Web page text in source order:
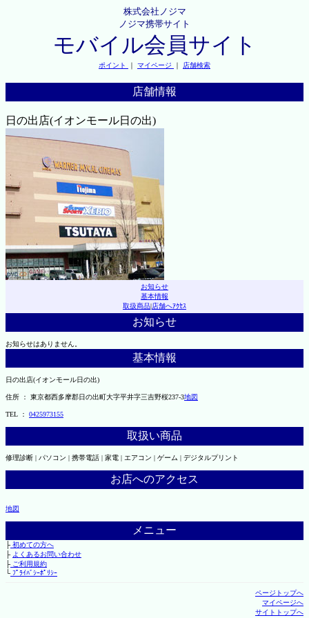
株式会社ノジマ
ノジマ携帯サイト
モバイル会員サイト
ポイント ｜ マイページ ｜ 店舗検索
店舗情報
日の出店(イオンモール日の出)
お知らせ
基本情報
取扱商品|店舗へｱｸｾｽ
お知らせ
お知らせはありません。
基本情報
日の出店(イオンモール日の出)
住所 ： 東京都西多摩郡日の出町大字平井字三吉野桜237-3地図
TEL ： 0425973155
取扱い商品
修理診断 | パソコン | 携帯電話 | 家電 | エアコン | ゲーム | デジタルプリント
お店へのアクセス
地図
メニュー
├初めての方へ
├ よくあるお問い合わせ
├ご利用規約
└ﾌﾟﾗｲﾊﾞｼｰﾎﾟﾘｼｰ
ページトップへ
マイページへ
サイトトップへ